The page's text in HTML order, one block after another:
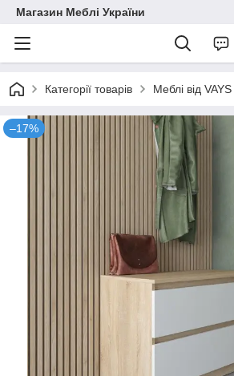
Магазин Меблі України
Категорії товарів Меблі від VAYS
–17%